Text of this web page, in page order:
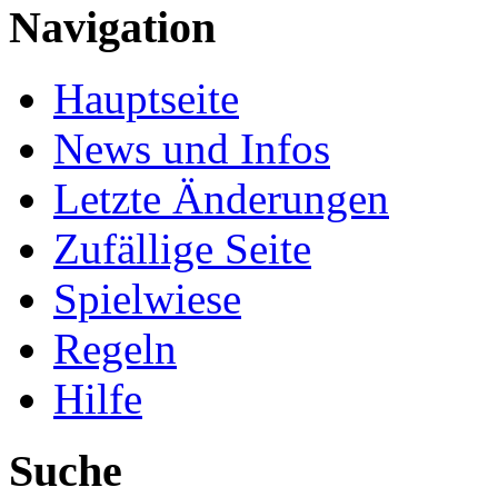
Navigation
Hauptseite
News und Infos
Letzte Änderungen
Zufällige Seite
Spielwiese
Regeln
Hilfe
Suche